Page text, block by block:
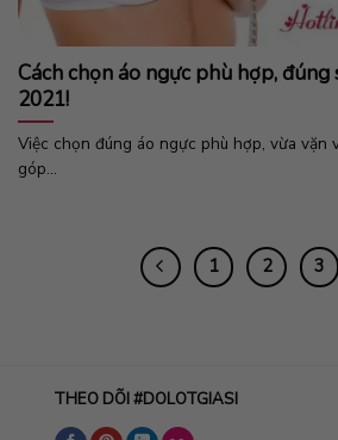
Cách chọn áo ngực phù hợp, đúng
2021!
Việc chọn đúng áo ngực phù hợp, vừa vặn
góp...
1 2 3
THEO DÕI #DOLOTGIASI